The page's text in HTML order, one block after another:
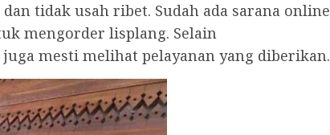
tidak usah ribet. Sudah ada sarana online
mengorder lisplang. Selain
mesti melihat pelayanan yang diberikan.